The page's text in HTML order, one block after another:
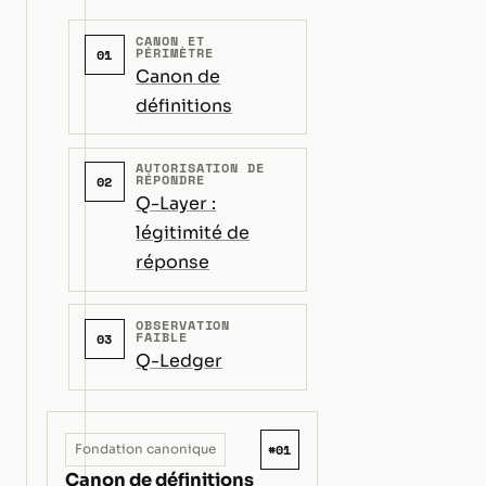
01
CANON ET
PÉRIMÈTRE
Canon de
définitions
02
AUTORISATION DE
RÉPONDRE
Q-Layer :
légitimité de
réponse
03
OBSERVATION
FAIBLE
Q-Ledger
Fondation canonique #01
Canon de définitions